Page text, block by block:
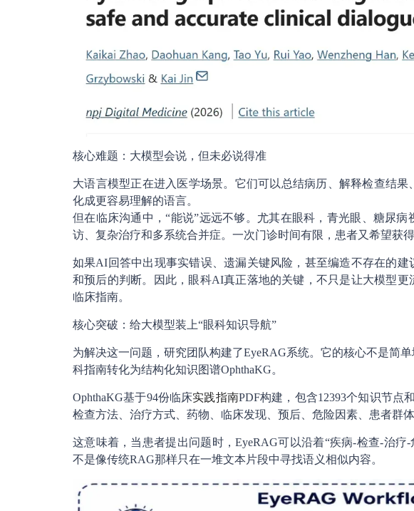
核心难题：大模型会说，但未必说得准
大语言模型正在进入医学场景。它们可以总结病历、解释检查结
化成更容易理解的语言。
但在临床沟通中，“能说”远远不够。尤其在眼科，青光眼、糖尿
访、复杂治疗和多系统合并症。一次门诊时间有限，患者又希望获
如果AI回答中出现事实错误、遗漏关键风险，甚至编造不存在的
和预后的判断。因此，眼科AI真正落地的关键，不只是让大模型
临床指南。
核心突破：给大模型装上“眼科知识导航”
为解决这一问题，研究团队构建了EyeRAG系统。它的核心不是简
科指南转化为结构化知识图谱OphthaKG。
OphthaKG基于94份临床实践指南PDF构建，包含12393个知识节点
检查方法、治疗方式、药物、临床发现、预后、危险因素、患者群
这意味着，当患者提出问题时，EyeRAG可以沿着“疾病-检查-治
不是像传统RAG那样只在一堆文本片段中寻找语义相似内容。